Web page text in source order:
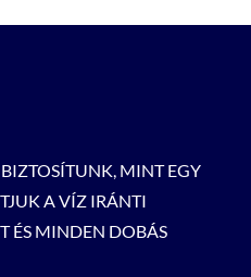
MINT EGY
A VÍZ IRÁNTI
ÉS MINDEN DOBÁS